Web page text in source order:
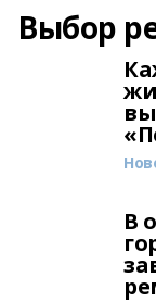
Выбор
В